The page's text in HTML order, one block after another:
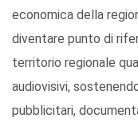
economica della
diventare punto di
territorio regionale
audiovisivi,
pubblicitari,